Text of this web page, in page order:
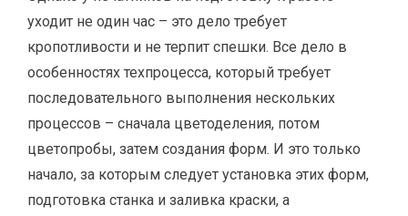
уходит не один час – это дело требует
кропотливости и не терпит спешки. Все дело в
особенностях техпроцесса, который требует
последовательного выполнения нескольких
процессов – сначала цветоделения, потом
цветопробы, затем создания форм. И это только
начало, за которым следует установка этих форм,
подготовка станка и заливка краски, а